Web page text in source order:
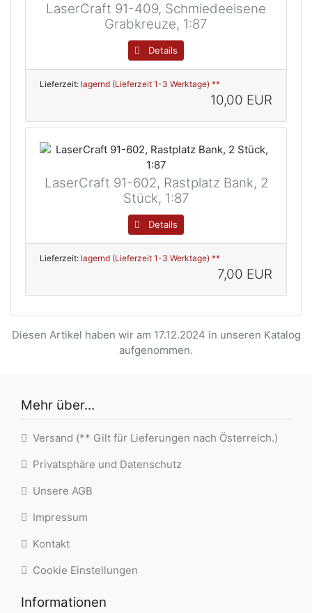
LaserCraft 91-409, Schmiedeeisene
Grabkreuze, 1:87
Details
Lieferzeit: lagernd (Lieferzeit 1-3 Werktage) **
10,00 EUR
LaserCraft 91-602, Rastplatz Bank, 2
Stück, 1:87
Details
Lieferzeit: lagernd (Lieferzeit 1-3 Werktage) **
7,00 EUR
Diesen Artikel haben wir am 17.12.2024 in unseren Katalog
aufgenommen.
Mehr über...
Versand (** Gilt für Lieferungen nach Österreich.)
Privatsphäre und Datenschutz
Unsere AGB
Impressum
Kontakt
Cookie Einstellungen
Informationen